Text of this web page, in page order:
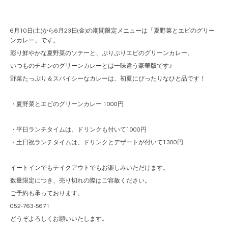
6月10日(土)から6月23日(金)の期間限定メニューは「夏野菜とエビのグリー
ンカレー」です。
彩り鮮やかな夏野菜のソテーと、ぷりぷりエビのグリーンカレー。
いつものチキンのグリーンカレーとは一味違う豪華版です♪
野菜たっぷり＆スパイシーなカレーは、初夏にぴったりなひと品です！
・夏野菜とエビのグリーンカレー 1000円
・平日ランチタイムは、ドリンクも付いて1000円
・土日祝ランチタイムは、ドリンクとデザートが付いて1300円
イートインでもテイクアウトでもお楽しみいただけます。
数量限定につき、売り切れの際はご容赦ください。
ご予約も承っております。
052-763-5671
どうぞよろしくお願いいたします。